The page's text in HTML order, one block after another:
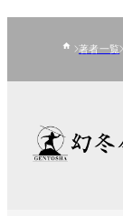
著者一覧